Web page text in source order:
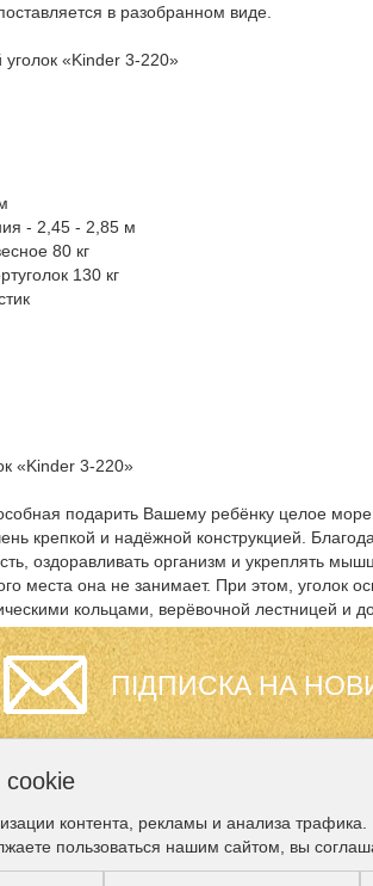
в разобранном виде.
«Kinder 3-220»
- 2,45 - 2,85 м
80 кг
130 кг
«Kinder 3-220»
подарить Вашему ребёнку целое море
крепкой и надёжной конструкцией.
оздоравливать организм и укреплять
места она не занимает. При этом, уголок
кольцами, верёвочной лестницей и
ПІДПИСКА НА
ПОДДЕРЖКИ
Карта сайта
Партнёры
cookie
контента, рекламы и анализа
пользоваться нашим сайтом, вы